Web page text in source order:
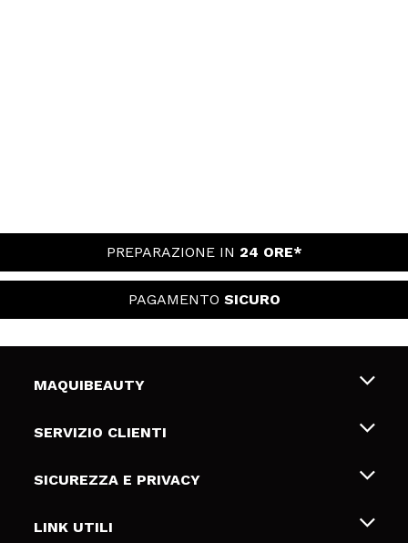
PREPARAZIONE IN 24 ORE*
PAGAMENTO SICURO
MAQUIBEAUTY
Chi siamo
Gift Cards
SERVIZIO CLIENTI
Spedizioni & Resi
Metodi di pagamamento
SICUREZZA E PRIVACY
Termini e condizioni
LINK UTILI